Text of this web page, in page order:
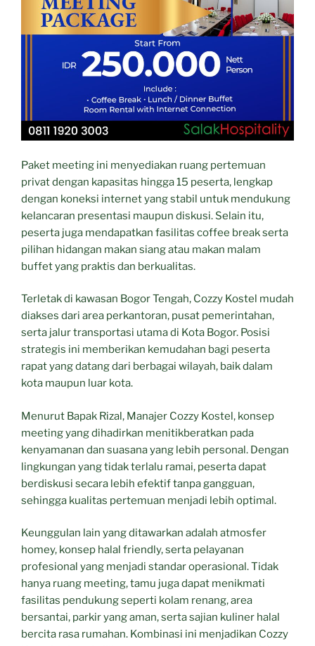
Paket meeting ini menyediakan ruang pertemuan
privat dengan kapasitas hingga 15 peserta, lengkap
dengan koneksi internet yang stabil untuk mendukung
kelancaran presentasi maupun diskusi. Selain itu,
peserta juga mendapatkan fasilitas coffee break serta
pilihan hidangan makan siang atau makan malam
buffet yang praktis dan berkualitas.
Terletak di kawasan Bogor Tengah, Cozzy Kostel mudah
diakses dari area perkantoran, pusat pemerintahan,
serta jalur transportasi utama di Kota Bogor. Posisi
strategis ini memberikan kemudahan bagi peserta
rapat yang datang dari berbagai wilayah, baik dalam
kota maupun luar kota.
Menurut Bapak Rizal, Manajer Cozzy Kostel, konsep
meeting yang dihadirkan menitikberatkan pada
kenyamanan dan suasana yang lebih personal. Dengan
lingkungan yang tidak terlalu ramai, peserta dapat
berdiskusi secara lebih efektif tanpa gangguan,
sehingga kualitas pertemuan menjadi lebih optimal.
Keunggulan lain yang ditawarkan adalah atmosfer
homey, konsep halal friendly, serta pelayanan
profesional yang menjadi standar operasional. Tidak
hanya ruang meeting, tamu juga dapat menikmati
fasilitas pendukung seperti kolam renang, area
bersantai, parkir yang aman, serta sajian kuliner halal
bercita rasa rumahan. Kombinasi ini menjadikan Cozzy